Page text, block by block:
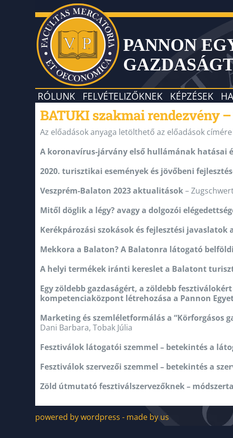
PANNON
RÓLUNK FELVÉTELIZŐKNEK KÉPZÉSEK
BATUKI szakmai rendezvény –
Az előadások anyaga letölthető az előadások
A koronavírus-járvány első hullámának hatásai
2020. turisztikai események és jövőbeni
Veszprém-Balaton 2023 aktualitások–
Mitől döglik a légy? avagy a dolgozói
Kerékpározási szokások és fejlesztési javaslatok
Mekkora a Balaton? A Balatonra látogató
A helyi termékek iránti kereslet a Balatont
Egy zöldebb gazdaságért, a zöldebb
kompetenciaközpont létrehozása a Pannon
Marketing és szemléletformálás a “Körforgásos
Dani Barbara, Tobak Júlia
Fesztiválok látogatói szemmel – betekintés a
Fesztiválok szervezői szemmel – betekintés a
Zöld útmutató fesztiválszervezőknek –
powered by wordpress - made by us